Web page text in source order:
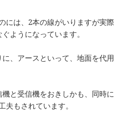
には、2本の線がいりますが実際
ようになっています。
に、アースといって、地面を代用
と受信機をおきしかも、同時に
夫もされています。